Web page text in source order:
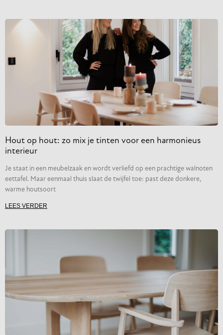
Hout op hout: zo mix je tinten voor een harmonieus
interieur
Je staat in een meubelzaak en wordt verliefd op een prachtige walnoten
eettafel. Maar eenmaal thuis slaat de twijfel toe: past deze donkere,
warme houtsoort
LEES VERDER